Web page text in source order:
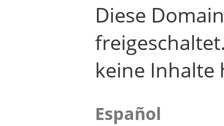
Diese
keine Inhalte
Español